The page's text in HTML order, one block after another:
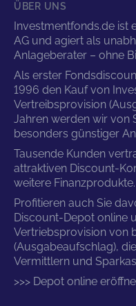
ÜBER UNS
Investmentfonds.de ist
AG und agiert als
Anlageberater – ohne
Als erster
1996 den Kauf von
Vertreibsprovision
Jahren werden wir von
besonders günstiger
Tausende Kunden
attraktiven Discount-
weitere Finanzprodukte.
Profitieren auch Sie
Discount-Depot online
Vertriebsprovision von
(Ausgabeaufschlag),
Vermittlern und
>>> Depot online